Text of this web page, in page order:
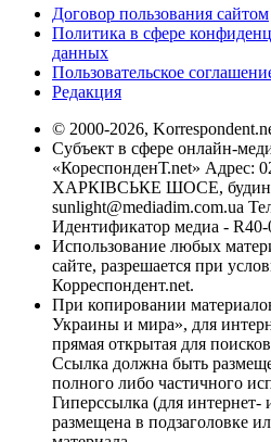
Договор пользования сайтом
Политика в сфере
данных
Пользовательское
Редакция
© 2000-2026,
Субъект в сфере онлайн-
«КореспонденТ.net» Адрес:
ХАРКІВСЬКЕ ШОСЕ,
sunlight@mediadim.com.ua
Идентификатор медиа - R40-
Использование любых
сайте, разрешается при
Корреспондент.net.
При копировании
Украины и мира», для
прямая открытая для
Ссылка должна быть
полного либо частичного
Гиперссылка (для
размещена в подзаголовке